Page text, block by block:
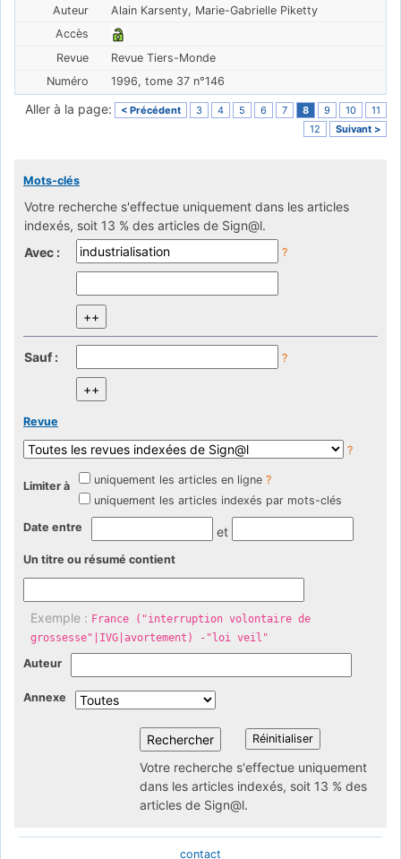
Alain Karsenty, Marie-Gabrielle Piketty
Revue Tiers-Monde
1996, tome 37 n°146
Aller à la page: < Précédent 3 4 5 6 7 8 9 10
11
12
Suivant >
Mots-clés
Votre recherche s'effectue uniquement dans les articles
indexés, soit 13 % des articles de Sign@l.
Avec :
?
Sauf : ?
Revue
?
Limiter à uniquement les articles en ligne ?
uniquement les articles indexés par mots-clés
Date entre et
Un titre ou résumé contient
Exemple : France ("interruption volontaire de
grossesse"|IVG|avortement) -"loi veil"
Auteur
Annexe
Votre recherche s'effectue uniquement
dans les articles indexés, soit 13 % des
articles de Sign@l.
contact